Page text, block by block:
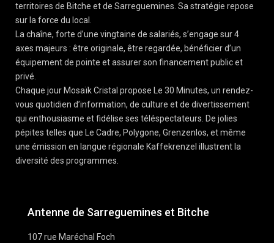
territoires de Bitche et de Sarreguemines. Sa stratégie repose
sur la force du local.
La chaîne, forte d’une vingtaine de salariés, s’engage sur 4
axes majeurs : être originale, être regardée, bénéficier d’un
équipement de pointe et assurer son financement public et
privé.
Chaque jour Mosaïk Cristal propose Le 30 Minutes, un rendez-
vous quotidien d’information, de culture et de divertissement
qui enthousiasme et fidélise ses téléspectateurs. De jolies
pépites telles que Le Cadre, Polygone, Grenzenlos, et même
une émission en langue régionale Kaffekrenzel illustrent la
diversité des programmes.
Antenne de Sarreguemines et Bitche
107 rue Maréchal Foch